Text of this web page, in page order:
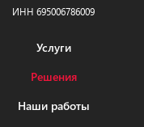
ИНН 695006786009
Услуги
Решения
Наши работы